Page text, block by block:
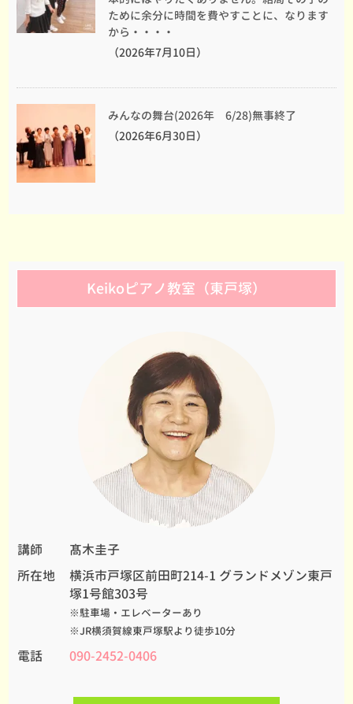
ために余分に時間を費やすことに、なります
から・・・・
（2026年7月10日）
みんなの舞台(2026年 6/28)無事終了
（2026年6月30日）
Keikoピアノ教室（東戸塚）
講師
髙木圭子
所在地
横浜市戸塚区前田町214-1 グランドメゾン東戸
塚1号館303号
※駐車場・エレベーターあり
※JR横須賀線東戸塚駅より徒歩10分
電話 090-2452-0406